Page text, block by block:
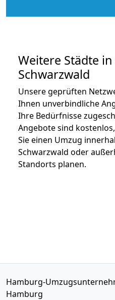
Weitere Städte
Schwarzwald
Unsere geprüften
Ihnen unverbindliche
Ihre Bedürfnisse
Angebote sind
Sie einen Umzug
Schwarzwald oder
Standorts planen.
Hamburg-
Hamburg